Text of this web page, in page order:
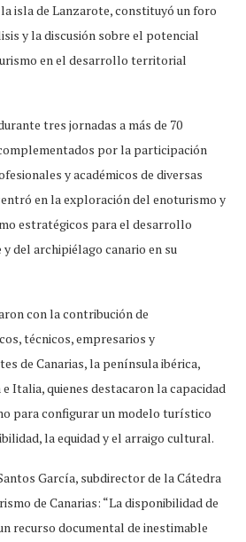
isla de Lanzarote, constituyó un foro
y la discusión sobre el potencial
en el desarrollo territorial
tres jornadas a más de 70
por la participación
y académicos de diversas
en la exploración del enoturismo y
estratégicos para el desarrollo
del archipiélago canario en su
con la contribución de
técnicos, empresarios y
de Canarias, la península ibérica,
Italia, quienes destacaron la capacidad
para configurar un modelo turístico
la equidad y el arraigo cultural.
García, subdirector de la Cátedra
de Canarias: “La disponibilidad de
recurso documental de inestimable